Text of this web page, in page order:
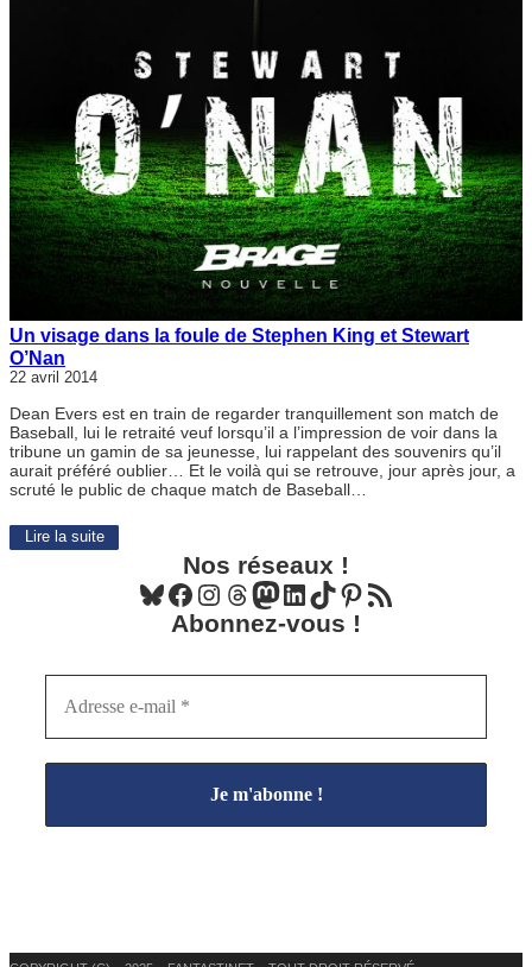
Un visage dans la foule de Stephen King et Stewart
O’Nan
22 avril 2014
Dean Evers est en train de regarder tranquillement son match de
Baseball, lui le retraité veuf lorsqu’il a l’impression de voir dans la
tribune un gamin de sa jeunesse, lui rappelant des souvenirs qu’il
aurait préféré oublier… Et le voilà qui se retrouve, jour après jour, a
scruté le public de chaque match de Baseball…
Lire la suite
Nos réseaux !
Bluesky Facebook Instagram Threads Mastodon LinkedIn TikTok Pinterest Flux RSS
Abonnez-vous !